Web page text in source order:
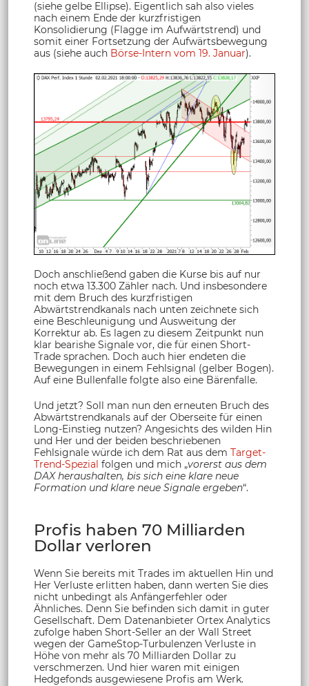
(siehe gelbe Ellipse). Eigentlich sah also vieles
nach einem Ende der kurzfristigen
Konsolidierung (Flagge im Aufwärtstrend) und
somit einer Fortsetzung der Aufwärtsbewegung
aus (siehe auch Börse-Intern vom 19. Januar).
Doch anschließend gaben die Kurse bis auf nur
noch etwa 13.300 Zähler nach. Und insbesondere
mit dem Bruch des kurzfristigen
Abwärtstrendkanals nach unten zeichnete sich
eine Beschleunigung und Ausweitung der
Korrektur ab. Es lagen zu diesem Zeitpunkt nun
klar bearishe Signale vor, die für einen Short-
Trade sprachen. Doch auch hier endeten die
Bewegungen in einem Fehlsignal (gelber Bogen).
Auf eine Bullenfalle folgte also eine Bärenfalle.
Und jetzt? Soll man nun den erneuten Bruch des
Abwärtstrendkanals auf der Oberseite für einen
Long-Einstieg nutzen? Angesichts des wilden Hin
und Her und der beiden beschriebenen
Fehlsignale würde ich dem Rat aus dem Target-
Trend-Spezial folgen und mich „vorerst aus dem
DAX heraushalten, bis sich eine klare neue
Formation und klare neue Signale ergeben“.
Profis haben 70 Milliarden
Dollar verloren
Wenn Sie bereits mit Trades im aktuellen Hin und
Her Verluste erlitten haben, dann werten Sie dies
nicht unbedingt als Anfängerfehler oder
Ähnliches. Denn Sie befinden sich damit in guter
Gesellschaft. Dem Datenanbieter Ortex Analytics
zufolge haben Short-Seller an der Wall Street
wegen der GameStop-Turbulenzen Verluste in
Höhe von mehr als 70 Milliarden Dollar zu
verschmerzen. Und hier waren mit einigen
Hedgefonds ausgewiesene Profis am Werk.